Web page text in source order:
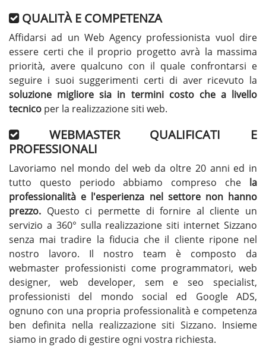
QUALITÀ E COMPETENZA
Affidarsi ad un Web Agency professionista vuol dire
essere certi che il proprio progetto avrà la massima
priorità, avere qualcuno con il quale confrontarsi e
seguire i suoi suggerimenti certi di aver ricevuto la
soluzione migliore sia in termini costo che a livello
tecnico per la realizzazione siti web.
WEBMASTER QUALIFICATI E
PROFESSIONALI
Lavoriamo nel mondo del web da oltre 20 anni ed in
tutto questo periodo abbiamo compreso che la
professionalità e l'esperienza nel settore non hanno
prezzo. Questo ci permette di fornire al cliente un
servizio a 360° sulla realizzazione siti internet Sizzano
senza mai tradire la fiducia che il cliente ripone nel
nostro lavoro. Il nostro team è composto da
webmaster professionisti come programmatori, web
designer, web developer, sem e seo specialist,
professionisti del mondo social ed Google ADS,
ognuno con una propria professionalità e competenza
ben definita nella realizzazione siti Sizzano. Insieme
siamo in grado di gestire ogni vostra richiesta.